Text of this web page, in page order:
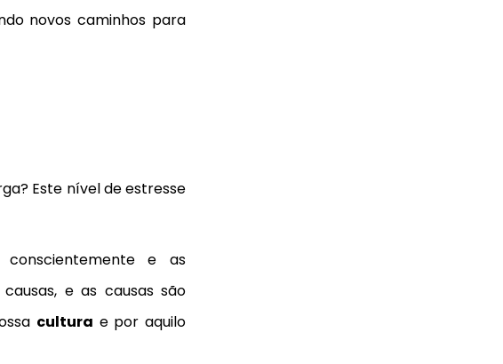
novos caminhos para
Este nível de estresse
conscientemente e as
e as causas são
cultura e por aquilo